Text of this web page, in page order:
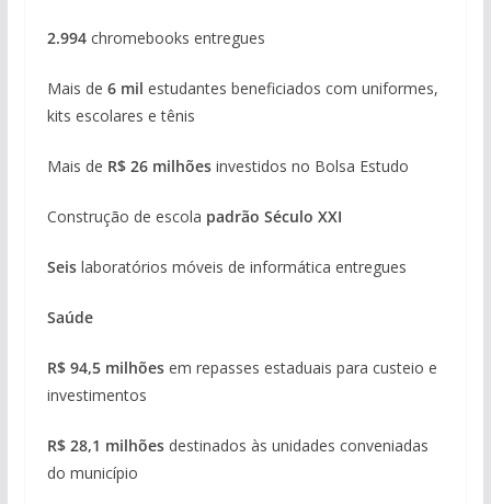
2.994chromebooks entregues
Mais de 6 mil estudantes beneficiados com uniformes,
kits escolares e tênis
Mais de R$ 26 milhões investidos no Bolsa Estudo
Construção de escola padrão Século XXI
Seis laboratórios móveis de informática entregues
Saúde
R$ 94,5 milhõesem repasses estaduais para custeio e
investimentos
R$ 28,1 milhõesdestinados às unidades conveniadas
do município